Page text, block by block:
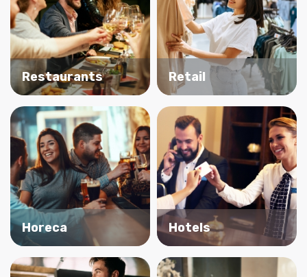
Restaurants Retail
Horeca Hotels